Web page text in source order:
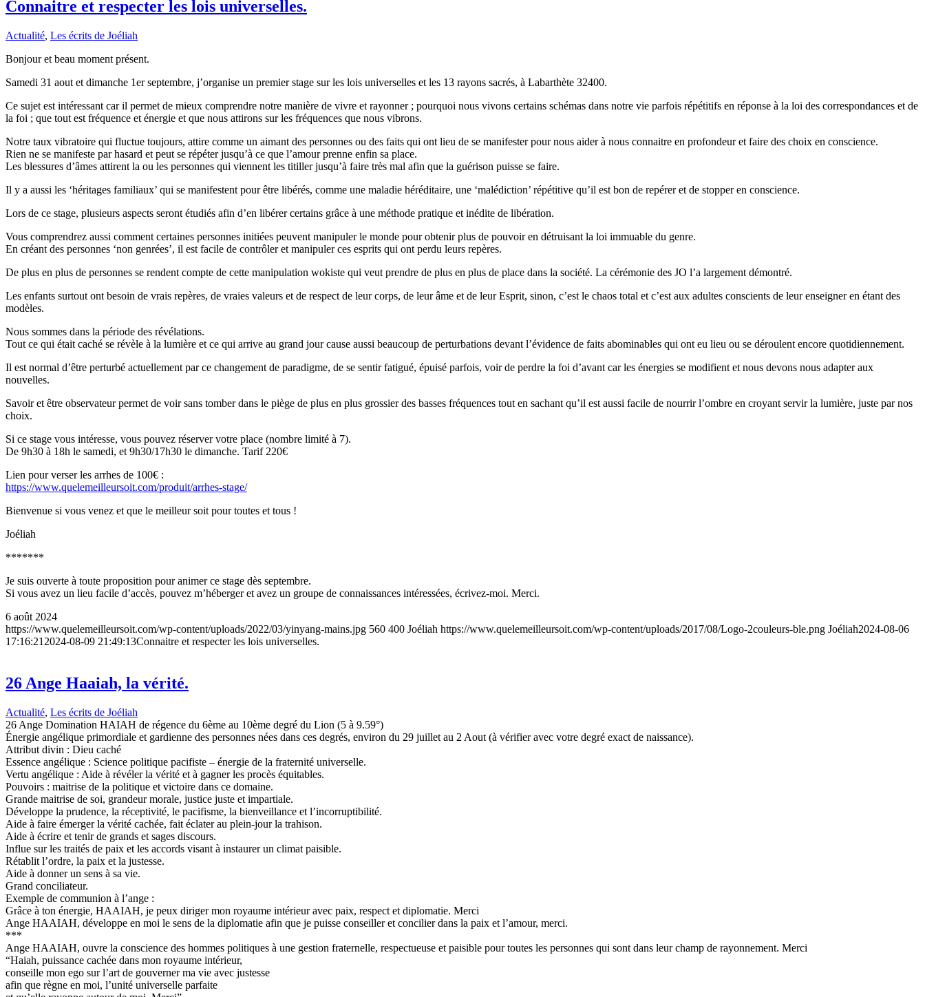
Connaitre et respecter les lois universelles.
Actualité, Les écrits de Joéliah
Bonjour et beau moment présent.
Samedi 31 aout et dimanche 1er septembre, j’organise un premier stage sur les lois universelles et les 13 rayons sacrés, à Labarthète 32400.
Ce sujet est intéressant car il permet de mieux comprendre notre manière de vivre et rayonner ; pourquoi nous vivons certains schémas dans notre vie parfois répétitifs en réponse à la loi des correspondances et de
la foi ; que tout est fréquence et énergie et que nous attirons sur les fréquences que nous vibrons.
Notre taux vibratoire qui fluctue toujours, attire comme un aimant des personnes ou des faits qui ont lieu de se manifester pour nous aider à nous connaitre en profondeur et faire des choix en conscience.
Rien ne se manifeste par hasard et peut se répéter jusqu’à ce que l’amour prenne enfin sa place.
Les blessures d’âmes attirent la ou les personnes qui viennent les titiller jusqu’à faire très mal afin que la guérison puisse se faire.
Il y a aussi les ‘héritages familiaux’ qui se manifestent pour être libérés, comme une maladie héréditaire, une ‘malédiction’ répétitive qu’il est bon de repérer et de stopper en conscience.
Lors de ce stage, plusieurs aspects seront étudiés afin d’en libérer certains grâce à une méthode pratique et inédite de libération.
Vous comprendrez aussi comment certaines personnes initiées peuvent manipuler le monde pour obtenir plus de pouvoir en détruisant la loi immuable du genre.
En créant des personnes ‘non genrées’, il est facile de contrôler et manipuler ces esprits qui ont perdu leurs repères.
De plus en plus de personnes se rendent compte de cette manipulation wokiste qui veut prendre de plus en plus de place dans la société. La cérémonie des JO l’a largement démontré.
Les enfants surtout ont besoin de vrais repères, de vraies valeurs et de respect de leur corps, de leur âme et de leur Esprit, sinon, c’est le chaos total et c’est aux adultes conscients de leur enseigner en étant des
modèles.
Nous sommes dans la période des révélations.
Tout ce qui était caché se révèle à la lumière et ce qui arrive au grand jour cause aussi beaucoup de perturbations devant l’évidence de faits abominables qui ont eu lieu ou se déroulent encore quotidiennement.
Il est normal d’être perturbé actuellement par ce changement de paradigme, de se sentir fatigué, épuisé parfois, voir de perdre la foi d’avant car les énergies se modifient et nous devons nous adapter aux
nouvelles.
Savoir et être observateur permet de voir sans tomber dans le piège de plus en plus grossier des basses fréquences tout en sachant qu’il est aussi facile de nourrir l’ombre en croyant servir la lumière, juste par nos
choix.
Si ce stage vous intéresse, vous pouvez réserver votre place (nombre limité à 7).
De 9h30 à 18h le samedi, et 9h30/17h30 le dimanche. Tarif 220€
Lien pour verser les arrhes de 100€ :
https://www.quelemeilleursoit.com/produit/arrhes-stage/
Bienvenue si vous venez et que le meilleur soit pour toutes et tous !
Joéliah
*******
Je suis ouverte à toute proposition pour animer ce stage dès septembre.
Si vous avez un lieu facile d’accès, pouvez m’héberger et avez un groupe de connaissances intéressées, écrivez-moi. Merci.
6 août 2024
https://www.quelemeilleursoit.com/wp-content/uploads/2022/03/yinyang-mains.jpg 560 400 Joéliah https://www.quelemeilleursoit.com/wp-content/uploads/2017/08/Logo-2couleurs-ble.png Joéliah2024-08-06
17:16:21 2024-08-09 21:49:13Connaitre et respecter les lois universelles.
26 Ange Haaiah, la vérité.
Actualité, Les écrits de Joéliah
26 Ange Domination HAIAH de régence du 6ème au 10ème degré du Lion (5 à 9.59°)
Énergie angélique primordiale et gardienne des personnes nées dans ces degrés, environ du 29 juillet au 2 Aout (à vérifier avec votre degré exact de naissance).
Attribut divin : Dieu caché
Essence angélique : Science politique pacifiste – énergie de la fraternité universelle.
Vertu angélique : Aide à révéler la vérité et à gagner les procès équitables.
Pouvoirs : maitrise de la politique et victoire dans ce domaine.
Grande maitrise de soi, grandeur morale, justice juste et impartiale.
Développe la prudence, la réceptivité, le pacifisme, la bienveillance et l’incorruptibilité.
Aide à faire émerger la vérité cachée, fait éclater au plein-jour la trahison.
Aide à écrire et tenir de grands et sages discours.
Influe sur les traités de paix et les accords visant à instaurer un climat paisible.
Rétablit l’ordre, la paix et la justesse.
Aide à donner un sens à sa vie.
Grand conciliateur.
Exemple de communion à l’ange :
Grâce à ton énergie, HAAIAH, je peux diriger mon royaume intérieur avec paix, respect et diplomatie. Merci
Ange HAAIAH, développe en moi le sens de la diplomatie afin que je puisse conseiller et concilier dans la paix et l’amour, merci.
***
Ange HAAIAH, ouvre la conscience des hommes politiques à une gestion fraternelle, respectueuse et paisible pour toutes les personnes qui sont dans leur champ de rayonnement. Merci
“Haiah, puissance cachée dans mon royaume intérieur,
conseille mon ego sur l’art de gouverner ma vie avec justesse
afin que règne en moi, l’unité universelle parfaite